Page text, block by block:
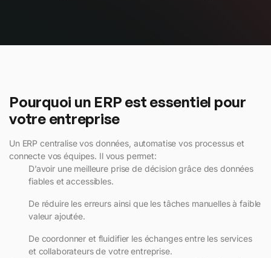
Pourquoi un ERP est essentiel pour
votre entreprise
Un ERP centralise vos données, automatise vos processus et
connecte vos équipes. Il vous permet:
D’avoir une meilleure prise de décision grâce des données
fiables et accessibles.
De réduire les erreurs ainsi que les tâches manuelles à faible
valeur ajoutée.
De coordonner et fluidifier les échanges entre les services
et collaborateurs de votre entreprise.